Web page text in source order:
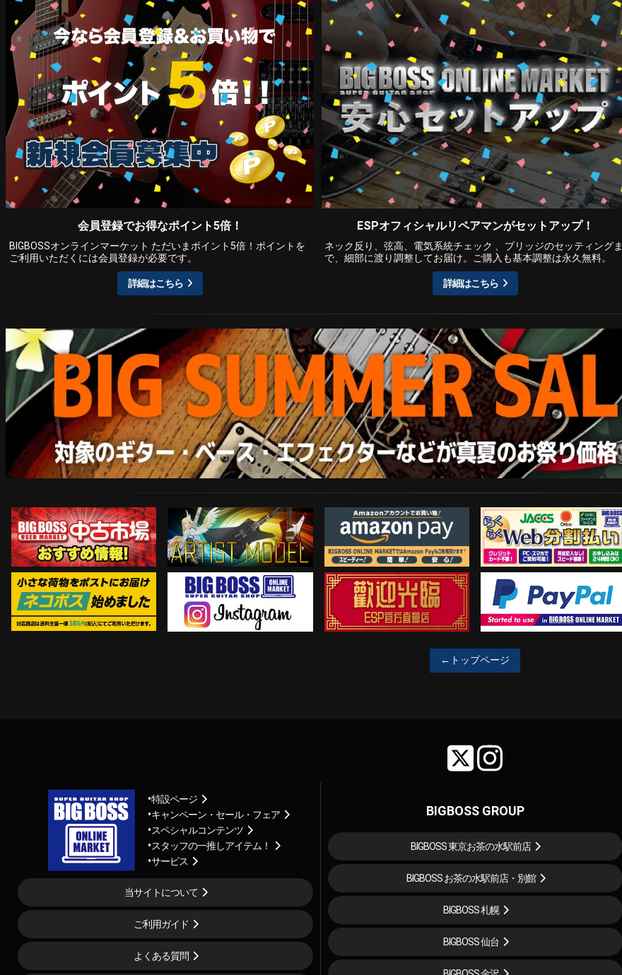
会員登録でお得なポイント5倍！
BIGBOSSオンラインマーケット ただいまポイント5倍！ポイントを
ご利用いただくには会員登録が必要です。
詳細はこちら
ESPオフィシャルリペアマンがセットアップ！
ネック反り、弦高、電気系統チェック 、ブリッジのセッティングま
で、細部に渡り調整してお届け。ご購入も基本調整は永久無料。
詳細はこちら
中古市場おすすめ情報!! ARTIST MODEL Amazon Pay らくらくWeb分割払い
ネコポス対象商品はコチラ Instagram 歓迎工臨 PayPal決済がご利用可能！
←トップページ
特設ページ
キャンペーン・セール・フェア
スペシャルコンテンツ
スタッフの一推しアイテム！
サービス
当サイトについて
ご利用ガイド
よくある質問
BIGBOSS GROUP
BIGBOSS 東京お茶の水駅前店
BIGBOSS お茶の水駅前店・別館
BIGBOSS 札幌
BIGBOSS 仙台